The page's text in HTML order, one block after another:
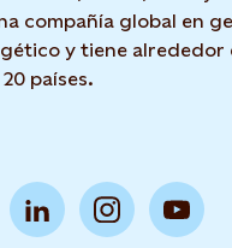
compañía global en
y tiene alrededor
países.